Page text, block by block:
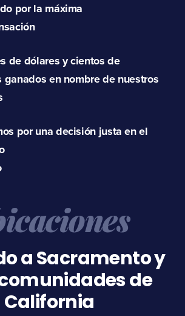
por la máxima
de dólares y cientos de
ganados en nombre de nuestros
por una decisión justa en el
a Sacramento y
de
California